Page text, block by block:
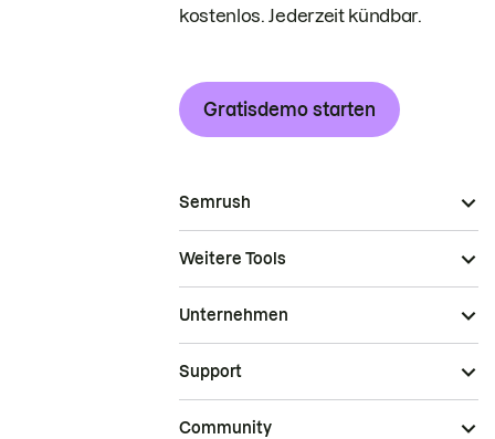
kostenlos. Jederzeit kündbar.
Gratisdemo starten
Semrush
Weitere Tools
Unternehmen
Support
Community